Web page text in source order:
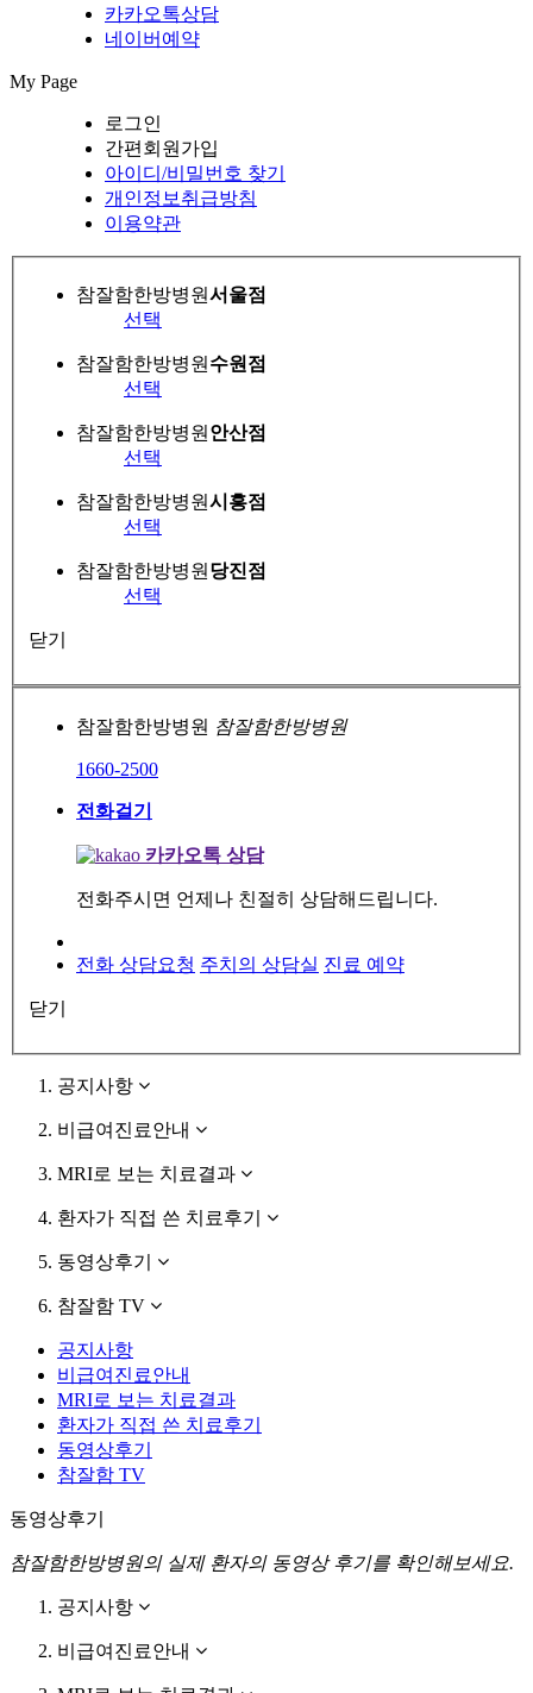
카카오톡상담
네이버예약
My Page
로그인
간편회원가입
아이디/비밀번호 찾기
개인정보취급방침
이용약관
참잘함한방병원서울점
선택
참잘함한방병원수원점
선택
참잘함한방병원안산점
선택
참잘함한방병원시흥점
선택
참잘함한방병원당진점
선택
닫기
참잘함한방병원 참잘함한방병원
1660-2500
전화걸기
카카오톡 상담
전화주시면 언제나 친절히 상담해드립니다.
전화 상담요청 주치의 상담실 진료 예약
닫기
공지사항
비급여진료안내
MRI로 보는 치료결과
환자가 직접 쓴 치료후기
동영상후기
참잘함 TV
공지사항
비급여진료안내
MRI로 보는 치료결과
환자가 직접 쓴 치료후기
동영상후기
참잘함 TV
동영상후기
참잘함한방병원의 실제 환자의 동영상 후기를 확인해보세요.
공지사항
비급여진료안내